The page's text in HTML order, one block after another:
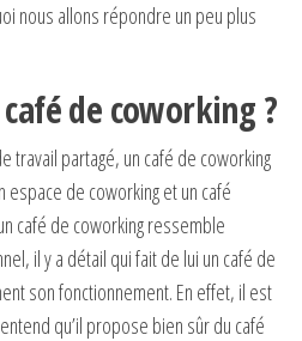
nous allons répondre un peu plus
café de coworking ?
travail partagé, un café de coworking
espace de coworking et un café
café de coworking ressemble
il y a détail qui fait de lui un café de
son fonctionnement. En effet, il est
qu’il propose bien sûr du café